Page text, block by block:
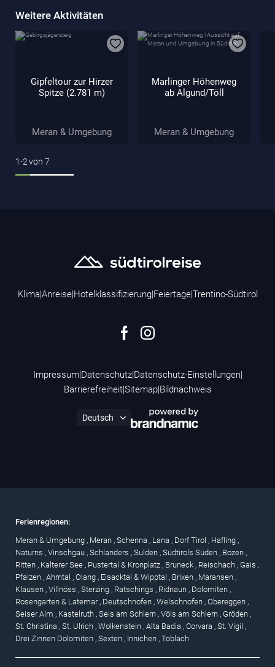
Weitere Aktivitäten
Gipfeltour zur Hirzer
Spitze (2.781 m)
Meran & Umgebung
Marlinger Höhenweg
ab Algund/Töll
Meran & Umgebung
1-2von 7
Klima|Anreise|Hotelklassifizierung|Feiertage|Trentino-Südtirol
Impressum|Datenschutz|Datenschutz-Einstellungen|
Barrierefreiheit|Sitemap|Bildnachweis
Ferienregionen:
Meran & Umgebung , Meran , Schenna , Lana , Dorf Tirol , Hafling ,
Naturns , Vinschgau , Schlanders , Sulden , Südtirols Süden , Bozen ,
Ritten , Kalterer See , Pustertal & Kronplatz , Bruneck , Reischach , Gais ,
Pfalzen , Ahrntal , Olang , Eisacktal & Wipptal , Brixen , Maransen ,
Klausen , Villnöss , Sterzing , Ratschings , Ridnaun , Dolomiten ,
Rosengarten & Latemar , Deutschnofen , Welschnofen , Obereggen ,
Seiser Alm , Kastelruth , Seis am Schlern , Völs am Schlern , Gröden ,
St. Christina , St. Ulrich , Wolkenstein , Alta Badia , Corvara , St. Vigil ,
Drei Zinnen Dolomiten , Sexten , Innichen , Toblach